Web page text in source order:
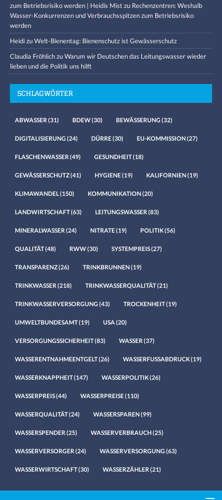
zum Betriebsrisiko werden | Heidis Mistzu Rechenzentren: Weshalb
Wasser-Konkurrenzen und Verbrauchsspitzen zum Betriebsrisiko
werden
HeidizuWelt-Bienentag: Bienenschutz ist Gewässerschutz
Claudia FröhlichzuWarum wir Deutschen das Leitungswasser wieder
lieben und die Politik uns hilft
SCHLAGWÖRTER
ABWASSER (31) BDEW(30) BEWÄSSERUNG (32)
DIGITALISIERUNG (24) DÜRRE(30) EU-KOMMISSION(27)
FLASCHENWASSER (49) GESUNDHEIT(18)
GEWÄSSERSCHUTZ(41) HYGIENE(19) KALIFORNIEN(19)
KLIMAWANDEL(150) KOMMUNIKATION(20)
LANDWIRTSCHAFT(63) LEITUNGSWASSER (83)
MINERALWASSER (24) NITRATE(19) POLITIK(56)
QUALITÄT(48) RWW(30) SYSTEMPREIS(27)
TRANSPARENZ(26) TRINKBRUNNEN(19)
TRINKWASSER (218) TRINKWASSERQUALITÄT(21)
TRINKWASSERVERSORGUNG (43) TROCKENHEIT(19)
UMWELTBUNDESAMT(19) USA (20)
VERSORGUNGSSICHERHEIT(83) WASSER (37)
WASSERENTNAHMEENTGELT(26) WASSERFUSSABDRUCK(19)
WASSERKNAPPHEIT(147) WASSERPOLITIK(26)
WASSERPREIS(44) WASSERPREISE(110)
WASSERQUALITÄT(24) WASSERSPAREN(99)
WASSERSPENDER (25) WASSERVERBRAUCH(25)
WASSERVERSORGER (24) WASSERVERSORGUNG (63)
WASSERWIRTSCHAFT(30) WASSERZÄHLER (21)